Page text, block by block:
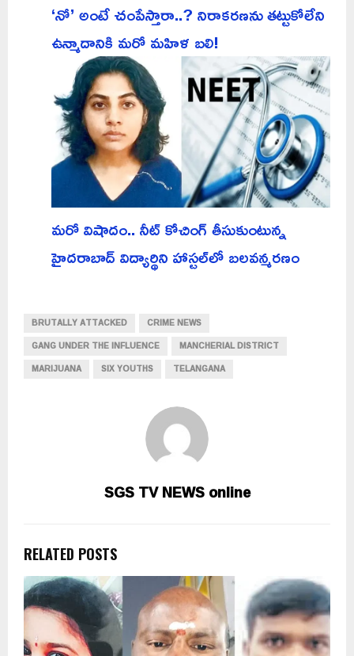
‘నో’ అంటే చంపేస్తారా..? నిరాకరణను తట్టుకోలేని
ఉన్మాదానికి మరో మహిళ బలి!
మరో విషాదం.. నీట్ కోచింగ్ తీసుకుంటున్న
హైదరాబాద్ విద్యార్థిని హాస్టల్‌లో బలవన్మరణం
BRUTALLY ATTACKED
CRIME NEWS
GANG UNDER THE INFLUENCE
MANCHERIAL DISTRICT
MARIJUANA
SIX YOUTHS TELANGANA
SGS TV NEWS online
RELATED POSTS